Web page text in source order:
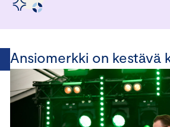
Ansiomerkki on kestävä